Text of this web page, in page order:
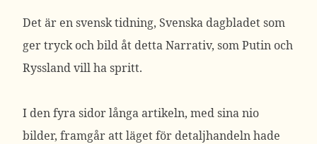
Det är en svensk tidning, Svenska dagbladet som
ger tryck och bild åt detta Narrativ, som Putin och
Ryssland vill ha spritt.
I den fyra sidor långa artikeln, med sina nio
bilder, framgår att läget för detaljhandeln hade